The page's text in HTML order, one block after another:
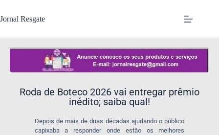
Jornal Resgate
Roda de Boteco 2026 vai entregar prêmio
inédito; saiba qual!
Depois de mais de duas décadas ajudando o público
capixaba a responder onde estão os melhores